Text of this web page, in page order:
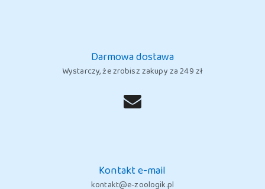
Darmowa dostawa
Wystarczy, że zrobisz zakupy za 249 zł
Kontakt e-mail
kontakt@e-zoologik.pl